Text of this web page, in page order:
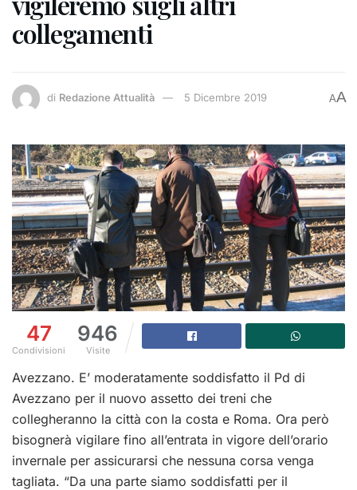
collegamenti
di Redazione Attualità 5 Dicembre 2019 AA
47
Condivisioni
946
Visite
Avezzano. E’ moderatamente soddisfatto il Pd di
Avezzano per il nuovo assetto dei treni che
collegheranno la città con la costa e Roma. Ora però
bisognerà vigilare fino all’entrata in vigore dell’orario
invernale per assicurarsi che nessuna corsa venga
tagliata. “Da una parte siamo soddisfatti per il